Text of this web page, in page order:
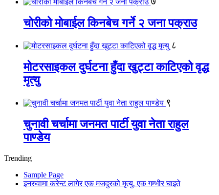
चोरीको मोबाईल किनबेच गर्ने २ जना पक्राउ
८
मोटरसाइकल दुर्घटना हुँदा खुट्टा काटिएको वृद्ध
मृत्यु
९
चुनावी चर्चामा जनमत पार्टी युवा नेता राहुल
पाण्डेय
Trending
Sample Page
इनरुवामा करेन्ट लागेर एक मजदुरको मृत्यु, एक गम्भीर घाइते